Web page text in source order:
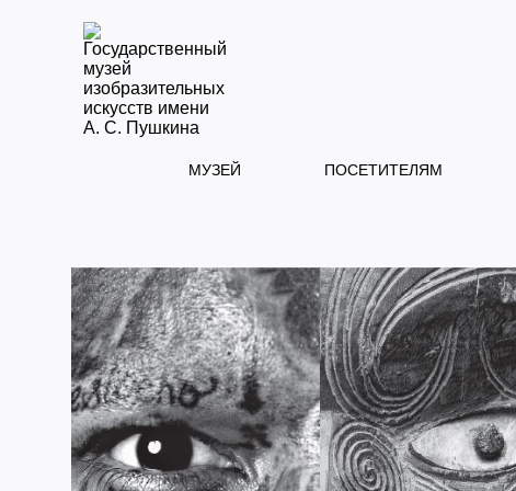
МУЗЕЙ ПОСЕТИТЕЛЯМ